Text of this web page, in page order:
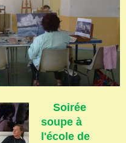
Soirée
soupe à
l'école de